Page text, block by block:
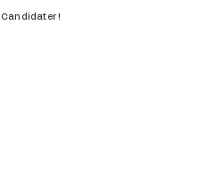
Candidater !